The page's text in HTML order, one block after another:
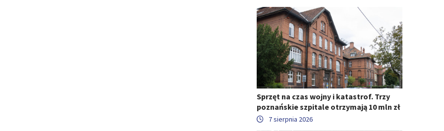
Sprzęt na czas wojny i katastrof. Trzy
poznańskie szpitale otrzymają 10 mln zł
7 sierpnia 2026